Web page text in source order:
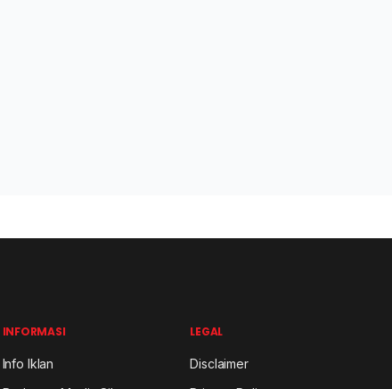
INFORMASI
Info Iklan
LEGAL
Disclaimer